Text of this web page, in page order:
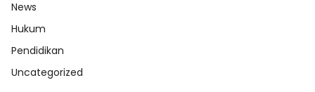
News
Hukum
Pendidikan
Uncategorized